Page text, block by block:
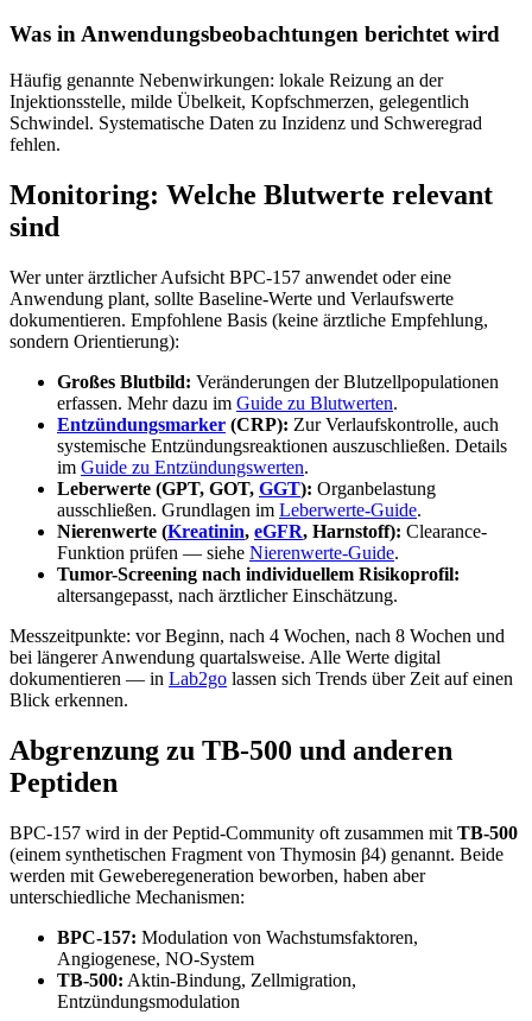
Was in Anwendungsbeobachtungen berichtet wird
Häufig genannte Nebenwirkungen: lokale Reizung an der
Injektionsstelle, milde Übelkeit, Kopfschmerzen, gelegentlich
Schwindel. Systematische Daten zu Inzidenz und Schweregrad
fehlen.
Monitoring: Welche Blutwerte relevant
sind
Wer unter ärztlicher Aufsicht BPC-157 anwendet oder eine
Anwendung plant, sollte Baseline-Werte und Verlaufswerte
dokumentieren. Empfohlene Basis (keine ärztliche Empfehlung,
sondern Orientierung):
Großes Blutbild: Veränderungen der Blutzellpopulationen
erfassen. Mehr dazu im Guide zu Blutwerten.
Entzündungsmarker (CRP): Zur Verlaufskontrolle, auch
systemische Entzündungsreaktionen auszuschließen. Details
im Guide zu Entzündungswerten.
Leberwerte (GPT, GOT, GGT): Organbelastung
ausschließen. Grundlagen im Leberwerte-Guide.
Nierenwerte (Kreatinin, eGFR, Harnstoff): Clearance-
Funktion prüfen — siehe Nierenwerte-Guide.
Tumor-Screening nach individuellem Risikoprofil:
altersangepasst, nach ärztlicher Einschätzung.
Messzeitpunkte: vor Beginn, nach 4 Wochen, nach 8 Wochen und
bei längerer Anwendung quartalsweise. Alle Werte digital
dokumentieren — in Lab2go lassen sich Trends über Zeit auf einen
Blick erkennen.
Abgrenzung zu TB-500 und anderen
Peptiden
BPC-157 wird in der Peptid-Community oft zusammen mit TB-500
(einem synthetischen Fragment von Thymosin β4) genannt. Beide
werden mit Geweberegeneration beworben, haben aber
unterschiedliche Mechanismen:
BPC-157: Modulation von Wachstumsfaktoren,
Angiogenese, NO-System
TB-500: Aktin-Bindung, Zellmigration,
Entzündungsmodulation